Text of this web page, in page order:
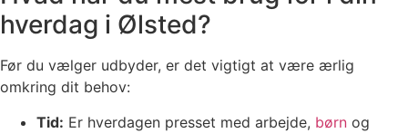
hverdag i Ølsted?
Før du vælger udbyder, er det vigtigt at være ærlig
omkring dit behov:
Tid: Er hverdagen presset med arbejde, børn og